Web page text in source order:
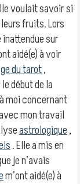
voulait savoir si
fruits. Lors
sur
aidé(e) à voir
du tarot,
le début de la
moi concernant
mon travail
astrologique,
. Elle a mis en
je n’avais
m’ont aidé(e) à